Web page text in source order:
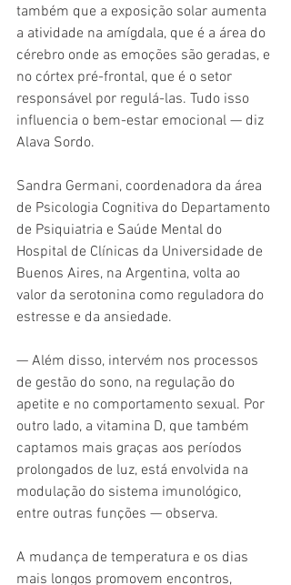
também que a exposição solar aumenta
a atividade na amígdala, que é a área do
cérebro onde as emoções são geradas, e
no córtex pré-frontal, que é o setor
responsável por regulá-las. Tudo isso
influencia o bem-estar emocional — diz
Alava Sordo.
Sandra Germani, coordenadora da área
de Psicologia Cognitiva do Departamento
de Psiquiatria e Saúde Mental do
Hospital de Clínicas da Universidade de
Buenos Aires, na Argentina, volta ao
valor da serotonina como reguladora do
estresse e da ansiedade.
— Além disso, intervém nos processos
de gestão do sono, na regulação do
apetite e no comportamento sexual. Por
outro lado, a vitamina D, que também
captamos mais graças aos períodos
prolongados de luz, está envolvida na
modulação do sistema imunológico,
entre outras funções — observa.
A mudança de temperatura e os dias
mais longos promovem encontros,